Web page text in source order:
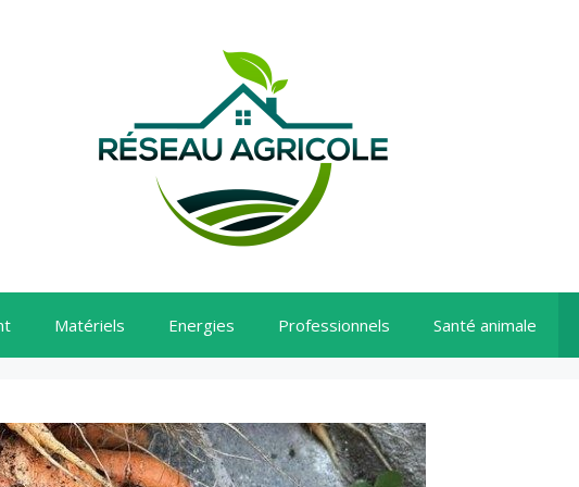
Matériels Energies Professionnels Santé animale